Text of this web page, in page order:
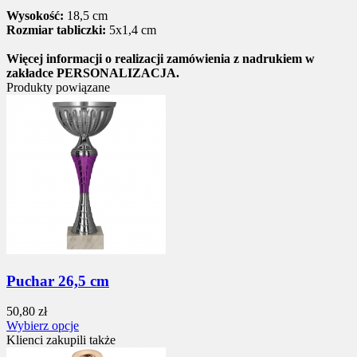
Wysokość: 18,5 cm
Rozmiar tabliczki: 5x1,4 cm
Więcej informacji o realizacji zamówienia z nadrukiem w
zakładce PERSONALIZACJA.
Produkty powiązane
Puchar 26,5 cm
50,80 zł
Wybierz opcje
Klienci zakupili także